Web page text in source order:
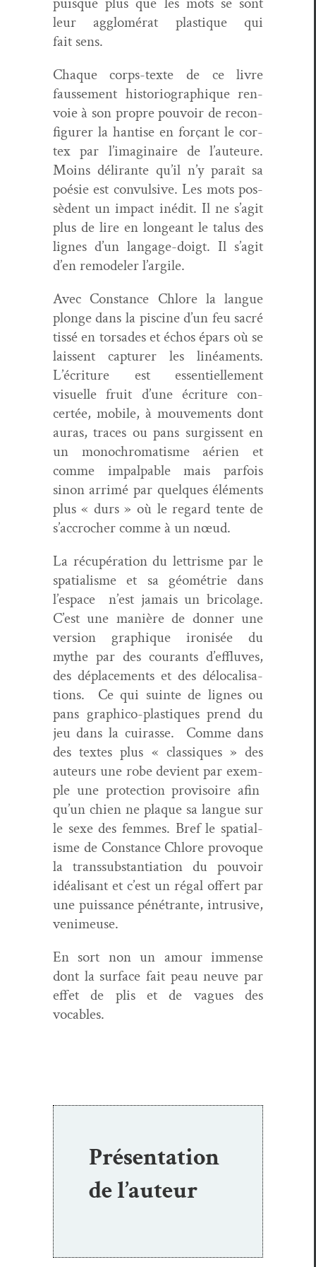
leur agglomérat plas­tique qui
fait sens.
Chaque corps-texte de ce livre
fausse­ment his­to­ri­ographique ren­
voie à son pro­pre pou­voir de recon­
fig­ur­er la han­tise en forçant le cor­
tex par l’imaginaire de l’auteure.
Moins déli­rante qu’il n’y paraît sa
poésie est con­vul­sive. Les mots pos­
sè­dent un impact inédit. Il ne s’agit
plus de lire en longeant le talus des
lignes d’un lan­gage-doigt. Il s’agit
d’en remod­el­er l’argile.
Avec Con­stance Chlore la langue
plonge dans la piscine d’un feu sacré
tis­sé en tor­sades et échos épars où se
lais­sent cap­tur­er les linéa­ments.
L’écriture est essen­tielle­ment
visuelle fruit d’une écri­t­ure con­
certée, mobile, à mou­ve­ments dont
auras, traces ou pans sur­gis­sent en
un mono­chro­ma­tisme aérien et
comme impal­pa­ble mais par­fois
sinon arrimé par quelques élé­ments
plus « durs » où le regard tente de
s’accrocher comme à un nœud.
La récupéra­tion du let­trisme par le
spa­tial­isme et sa géométrie dans
l’espace n’est jamais un brico­lage.
C’est une manière de don­ner une
ver­sion graphique iro­nisée du
mythe par des courants d’effluves,
des déplace­ments et des délo­cal­i­sa­
tions. Ce qui suinte de lignes ou
pans graph­ico-plas­tiques prend du
jeu dans la cuirasse. Comme dans
des textes plus « clas­siques » des
auteurs une robe devient par exem­
ple une pro­tec­tion pro­vi­soire afin
qu’un chien ne plaque sa langue sur
le sexe des femmes. Bref le spa­tial­
isme de Con­stance Chlore provoque
la transsub­stan­ti­a­tion du pou­voir
idéal­isant et c’est un régal offert par
une puis­sance péné­trante, intru­sive,
venimeuse.
En sort non un amour immense
dont la sur­face fait peau neuve par
effet de plis et de vagues des
vocables.
Présentation
de l’auteur